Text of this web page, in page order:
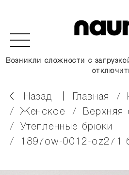
Возникли сложности с
Назад главная
женское
утепленные брюки
1897ow-0012-oz271